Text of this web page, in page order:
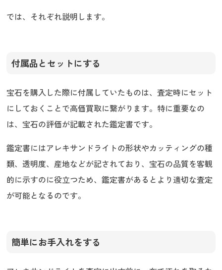
では、それぞれ説明します。
付属品とセットにする
宝石を購入した際に付属していたものは、査定時にセット
にしておくことで高価買取に繋がります。特に重要なの
は、宝石の評価が記載された鑑定書です。
鑑定書にはアレキサンドライトの形状やカッティングの種
類、透明度、産地などが記されており、宝石の品質を客観
的に示すのに役立つため、鑑定書があるとより適切な査定
が可能となるのです。
簡単にお手入れをする